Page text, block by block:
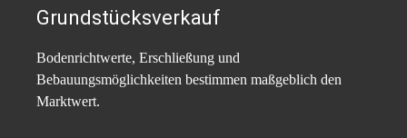
Grundstücksverkauf
Bodenrichtwerte, Erschließung und
Bebauungsmöglichkeiten bestimmen maßgeblich den
Marktwert.